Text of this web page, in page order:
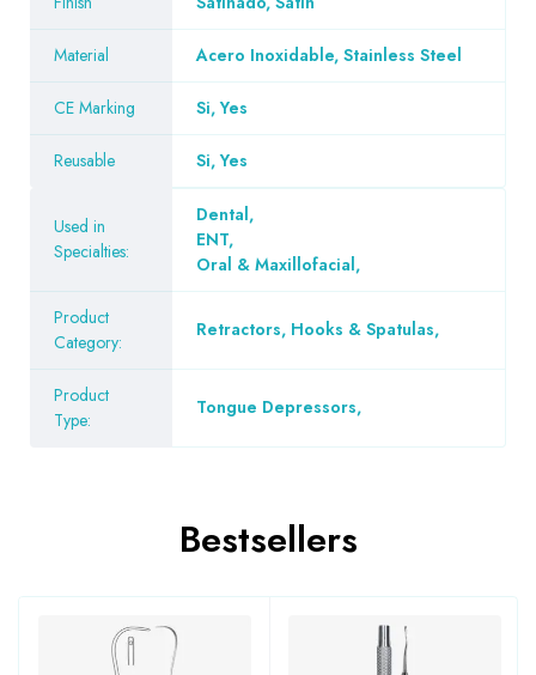
Material Acero Inoxidable, Stainless Steel
CE Marking Si, Yes
Reusable Si, Yes
Used in
Specialties:
Dental,
ENT,
Oral & Maxillofacial,
Product
Category:
Retractors, Hooks & Spatulas,
Product
Type:
Tongue Depressors,
Bestsellers